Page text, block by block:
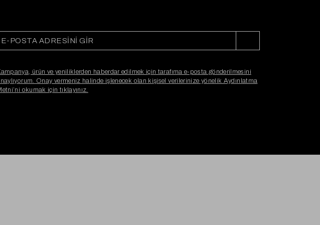
ürün ve yeniliklerden haberdar edilmek için tarafıma e-posta gönderilmesini
Onay vermeniz halinde işlenecek olan kişisel verilerinize yönelik Aydınlatma
okumak için tıklayınız.